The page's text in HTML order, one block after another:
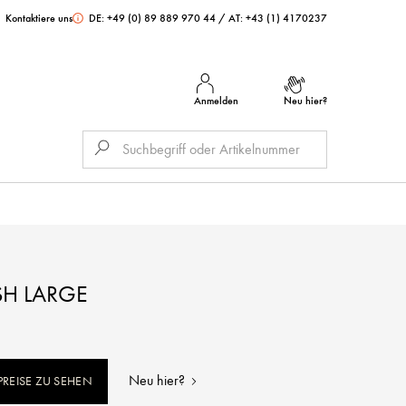
Kontaktiere uns DE: +49 (0) 89 889 970 44 / AT: +43 (1) 4170237
Anmelden Neu hier?
LARGE
ZU SEHEN Neu hier?